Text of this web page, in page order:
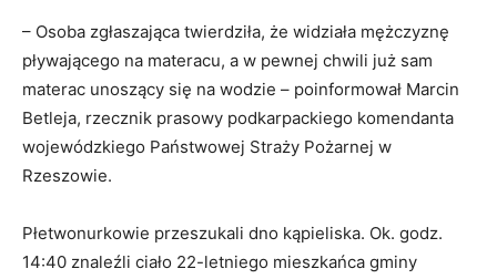
– Osoba zgłaszająca twierdziła, że widziała mężczyznę
pływającego na materacu, a w pewnej chwili już sam
materac unoszący się na wodzie – poinformował Marcin
Betleja, rzecznik prasowy podkarpackiego komendanta
wojewódzkiego Państwowej Straży Pożarnej w
Rzeszowie.
Płetwonurkowie przeszukali dno kąpieliska. Ok. godz.
14:40 znaleźli ciało 22-letniego mieszkańca gminy